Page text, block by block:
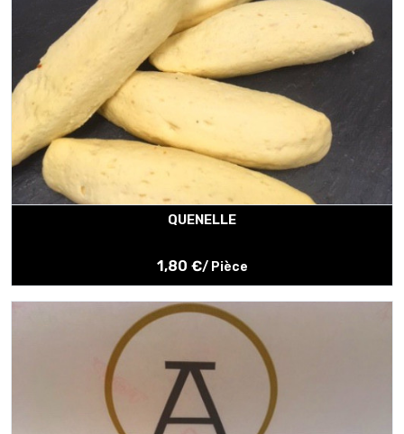
QUENELLE
1,80 €/ Pièce